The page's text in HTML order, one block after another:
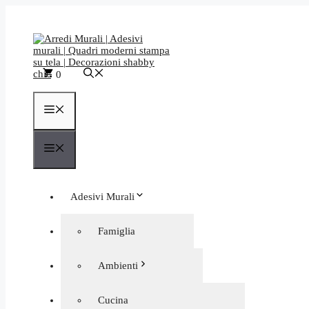
contenuto
0
Adesivi Murali
Famiglia
Frasi aforismi
Personalizzati
Quadri moderni
Ambienti
Bagno
Astratti
Orologi da Parete
Cucina
Decorazioni murali negozi